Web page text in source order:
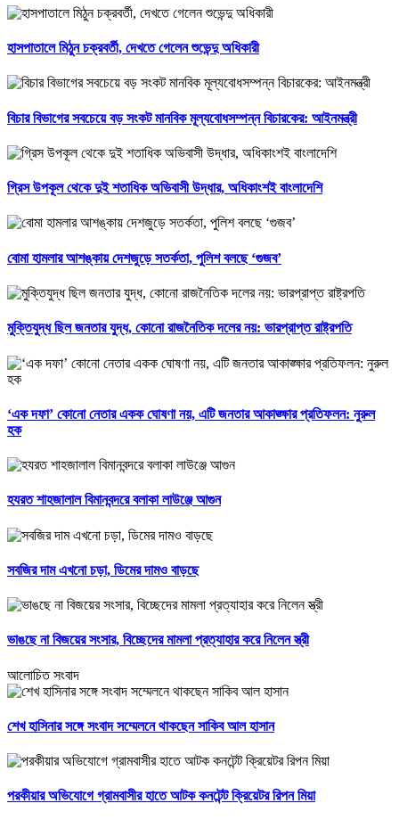
হাসপাতালে মিঠুন চক্রবর্তী, দেখতে গেলেন শুভেন্দু অধিকারী
বিচার বিভাগের সবচেয়ে বড় সংকট মানবিক মূল্যবোধসম্পন্ন বিচারকের: আইনমন্ত্রী
গ্রিস উপকূল থেকে দুই শতাধিক অভিবাসী উদ্ধার, অধিকাংশই বাংলাদেশি
বোমা হামলার আশঙ্কায় দেশজুড়ে সতর্কতা, পুলিশ বলছে ‘গুজব’
মুক্তিযুদ্ধ ছিল জনতার যুদ্ধ, কোনো রাজনৈতিক দলের নয়: ভারপ্রাপ্ত রাষ্ট্রপতি
‘এক দফা’ কোনো নেতার একক ঘোষণা নয়, এটি জনতার আকাঙ্ক্ষার প্রতিফলন: নুরুল
হক
হযরত শাহজালাল বিমানবন্দরে বলাকা লাউঞ্জে আগুন
সবজির দাম এখনো চড়া, ডিমের দামও বাড়ছে
ভাঙছে না বিজয়ের সংসার, বিচ্ছেদের মামলা প্রত্যাহার করে নিলেন স্ত্রী
আলোচিত সংবাদ
শেখ হাসিনার সঙ্গে সংবাদ সম্মেলনে থাকছেন সাকিব আল হাসান
পরকীয়ার অভিযোগে গ্রামবাসীর হাতে আটক কনটেন্ট ক্রিয়েটর রিপন মিয়া